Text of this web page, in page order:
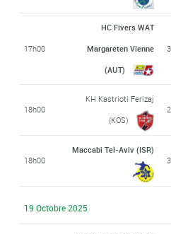
17h00
HC Fivers WAT
Margareten Vienne
(AUT)
18h00
KH Kastrioti Ferizaj
(KOS)
18h00
Maccabi Tel-Aviv (ISR)
19 Octobre 2025